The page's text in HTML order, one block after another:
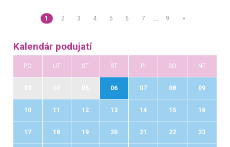
1 2 3 4 5 6 7 9 »
Kalendár podujatí
PO UT ST ŠT PI SO NE
06 07 08 09
10 11 12 13 14 15 16
17 18 19 20 21 22 23